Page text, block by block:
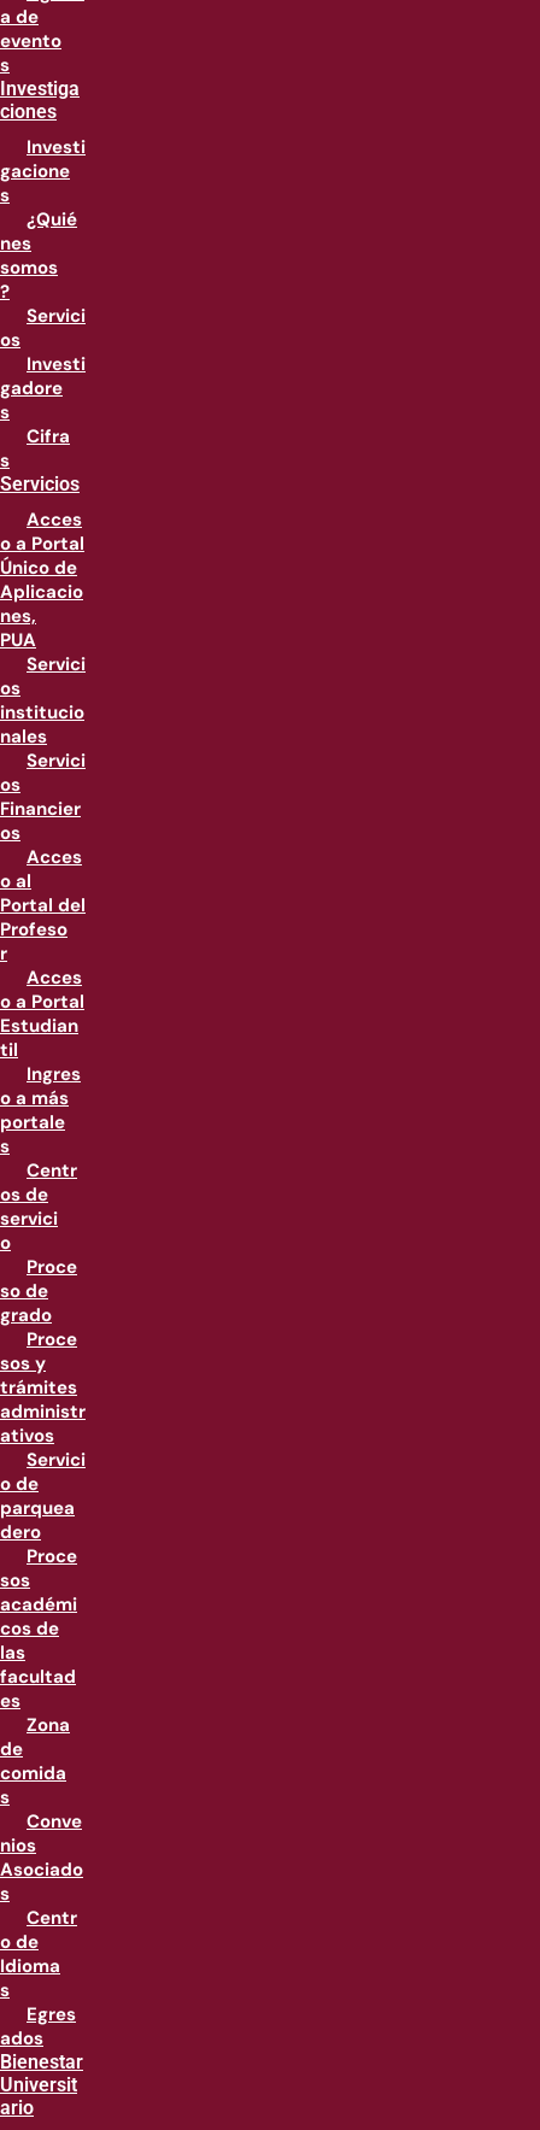
a de
evento
s
Investiga
ciones
Investi
gacione
s
¿Quié
nes
somos
?
Servici
os
Investi
gadore
s
Cifra
s
Servicios
Acces
o a Portal
Único de
Aplicacio
nes,
PUA
Servici
os
institucio
nales
Servici
os
Financier
os
Acces
o al
Portal del
Profeso
r
Acces
o a Portal
Estudian
til
Ingres
o a más
portale
s
Centr
os de
servici
o
Proce
so de
grado
Proce
sos y
trámites
administr
ativos
Servici
o de
parquea
dero
Proce
sos
académi
cos de
las
facultad
es
Zona
de
comida
s
Conve
nios
Asociado
s
Centr
o de
Idioma
s
Egres
ados
Bienestar
Universit
ario